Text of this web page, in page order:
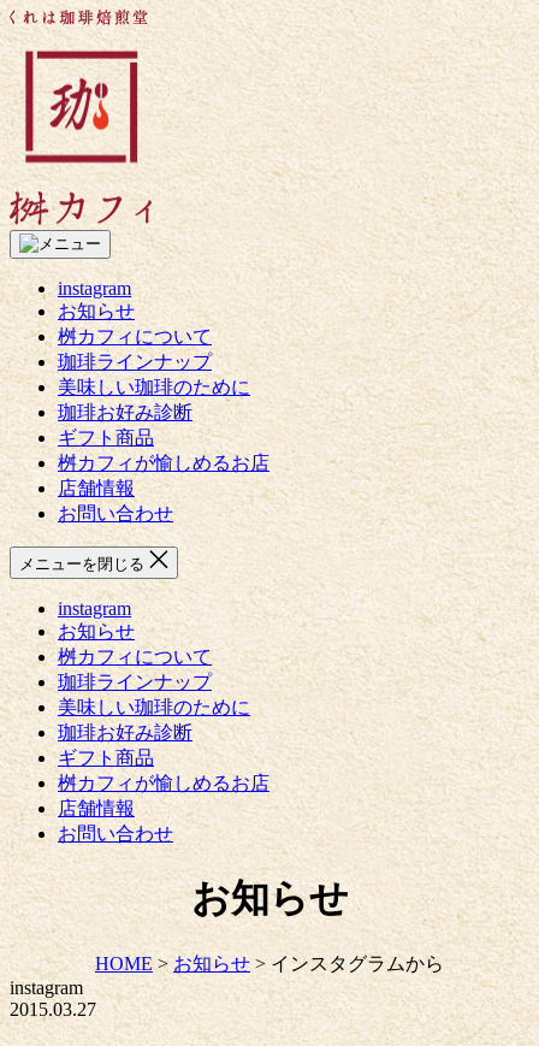
コ
ン
テ
ン
ツ
へ
ス
キ
ッ
プ
く
れ
は
珈
琲
煎
堂
桝
カ
フ
ィ
instagram
お知らせ
桝カフィについて
珈琲ラインナップ
美味しい珈琲のために
珈琲お好み診断
ギフト商品
桝カフィが愉しめるお店
店舗情報
お問い合わせ
メニューを閉じる
instagram
お知らせ
桝カフィについて
珈琲ラインナップ
美味しい珈琲のために
珈琲お好み診断
ギフト商品
桝カフィが愉しめるお店
店舗情報
お問い合わせ
お知らせ
HOME > お知らせ > インスタグラムから
instagram
2015.03.27